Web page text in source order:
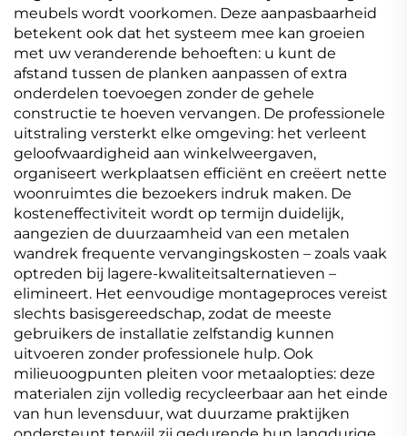
meubels wordt voorkomen. Deze aanpasbaarheid
betekent ook dat het systeem mee kan groeien
met uw veranderende behoeften: u kunt de
afstand tussen de planken aanpassen of extra
onderdelen toevoegen zonder de gehele
constructie te hoeven vervangen. De professionele
uitstraling versterkt elke omgeving: het verleent
geloofwaardigheid aan winkelweergaven,
organiseert werkplaatsen efficiënt en creëert nette
woonruimtes die bezoekers indruk maken. De
kosteneffectiviteit wordt op termijn duidelijk,
aangezien de duurzaamheid van een metalen
wandrek frequente vervangingskosten – zoals vaak
optreden bij lagere-kwaliteitsalternatieven –
elimineert. Het eenvoudige montageproces vereist
slechts basisgereedschap, zodat de meeste
gebruikers de installatie zelfstandig kunnen
uitvoeren zonder professionele hulp. Ook
milieuoogpunten pleiten voor metaalopties: deze
materialen zijn volledig recycleerbaar aan het einde
van hun levensduur, wat duurzame praktijken